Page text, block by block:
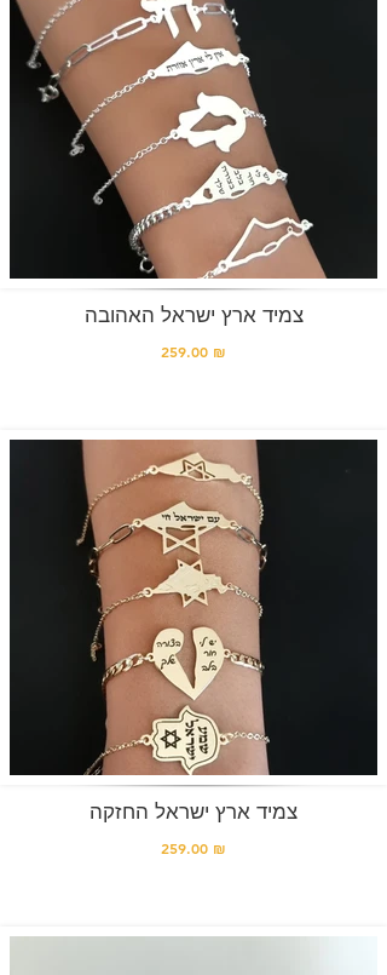
צמיד ארץ ישראל האהובה
259.00 ₪
צמיד ארץ ישראל החזקה
259.00 ₪